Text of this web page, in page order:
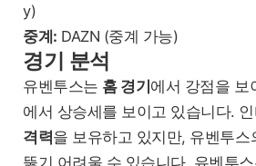
y)
중계: DAZN (중계 가능)
경기 분석
유벤투스는 홈 경기에서 강점을 보
에서 상승세를 보이고 있습니다.
격력을 보유하고 있지만, 유벤투스
뚫기 어려울 수 있습니다. 유벤투